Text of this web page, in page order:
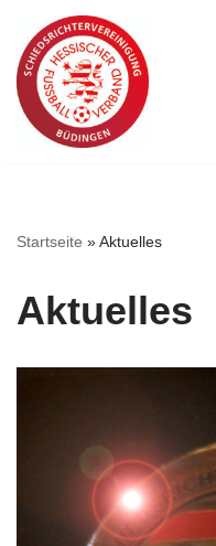
Zum
Inhalt
springen
Startseite »Aktuelles
Aktuelles